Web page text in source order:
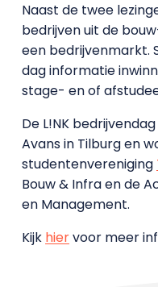
Naast de twee
bedrijven uit de
een bedrijvenmarkt.
dag informatie
stage- en of
De L!NK
Avans in Tilburg en
studentenvereniging
Bouw & Infra en de
en Management.
Kijk hiervoor meer